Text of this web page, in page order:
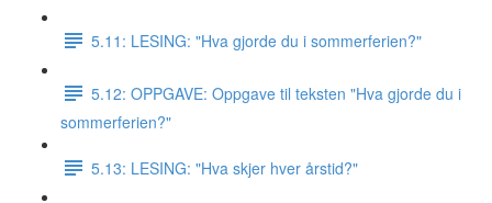
5.11: LESING: "Hva gjorde du i sommerferien?"
5.12: OPPGAVE: Oppgave til teksten "Hva gjorde du i
sommerferien?"
5.13: LESING: "Hva skjer hver årstid?"